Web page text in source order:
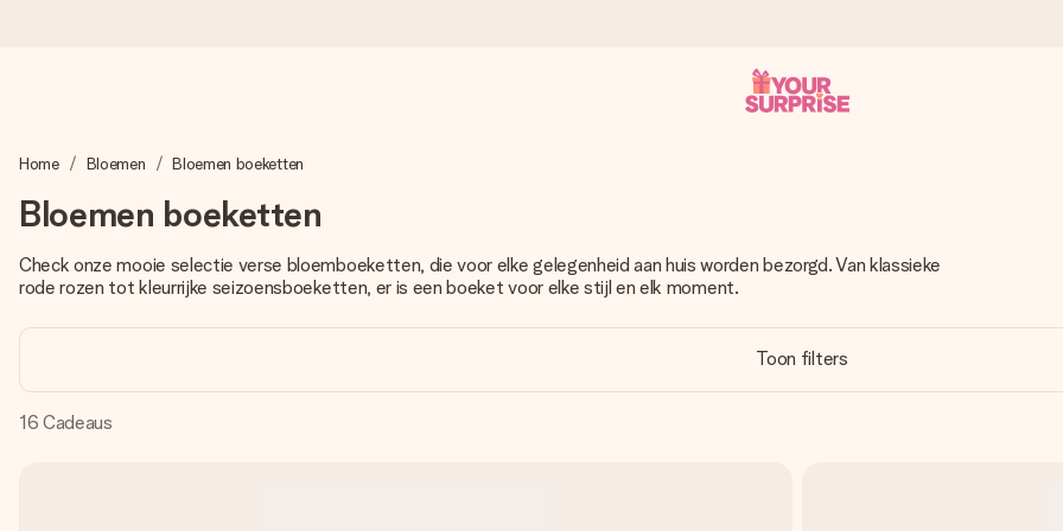
We maken jouw cadeau met zorg en zorgen dat het razendsnel onderweg is - zodat jij kunt geven op precies het juiste moment,
4,8 (gebaseerd op +8.000 reviews)
Gratis wenskaartje
Home Bloemen Bloemen boeketten
Bloemen boeketten
Check onze mooie selectie verse bloemboeketten, die voor elke gelegenheid aan huis worden bezorgd. Van klassieke
rode rozen tot kleurrijke seizoensboeketten, er is een boeket voor elke stijl en elk moment.
Toon filters
16 Cadeaus